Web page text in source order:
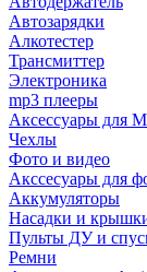
Автозарядки
Алкотестер
Трансмиттер
Электроника
mp3 плееры
Аксессуары для
Чехлы
Фото и видео
Акссесуары для
Аккумуляторы
Насадки и
Пульты ДУ и
Ремни